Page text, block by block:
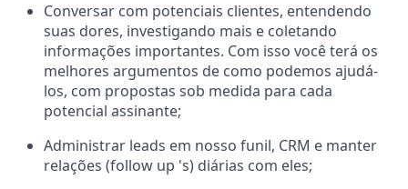
Conversar com potenciais clientes, entendendo
suas dores, investigando mais e coletando
informações importantes. Com isso você terá os
melhores argumentos de como podemos ajudá-
los, com propostas sob medida para cada
potencial assinante;
‍Administrar leads em nosso funil, CRM e manter
relações (follow up 's) diárias com eles;